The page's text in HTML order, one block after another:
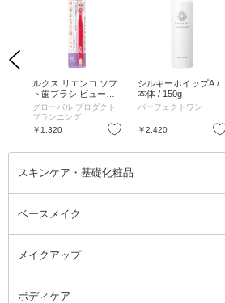
Previous
お気に入り
ルクス リエンコ ソフ
ト歯ブラシ ビューテ
ィー / ピンク・ブラウ
ン ※色はお選びいた
だけません
グローバル プロダクト
プランニング
￥1,320
お気に入り
シルキーホイップA /
本体 / 150g
パーフェクトワン
￥2,420
スキンケア・基礎化粧品
スキンケア・基礎化粧品全て
洗顔料
美容液
ベースメイク
ベースメイク全て
BBクリーム
メイクアップ
メイクアップ全て
ボディケア